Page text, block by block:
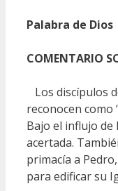
Palabra de Dios
COMENTARIO
Los discípulos
reconocen como
Bajo el influjo de
acertada.
primacía a
para edificar su